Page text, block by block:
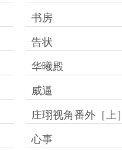
书房
告状
华曦殿
威逼
庄珝视角番外［上］
心事